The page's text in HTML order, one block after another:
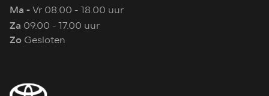
Ma -Vr 08.00 - 18.00 uur
Za 09.00 - 17.00 uur
Zo Gesloten